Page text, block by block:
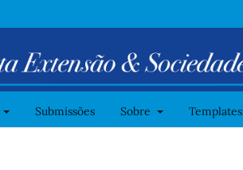
Submissões Sobre Templates